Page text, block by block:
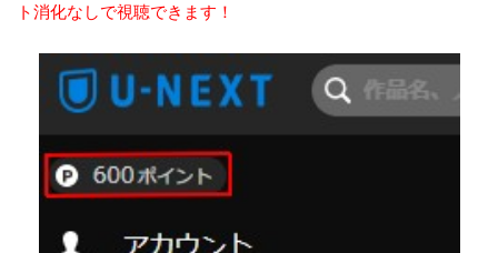
ト消化なしで視聴できます！